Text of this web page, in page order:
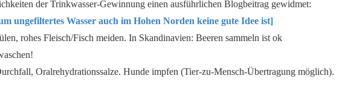
der Trinkwasser-Gewinnung einen ausführlichen Blogbeitrag gewidmet:
ungefiltertes Wasser auch im Hohen Norden keine gute Idee ist]
rohes Fleisch/Fisch meiden. In Skandinavien: Beeren sammeln ist ok
Oralrehydrationssalze. Hunde impfen (Tier-zu-Mensch-Übertragung möglich).